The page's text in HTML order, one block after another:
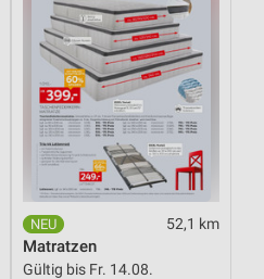
52,1 km
Matratzen
Gültig bis Fr. 14.08.